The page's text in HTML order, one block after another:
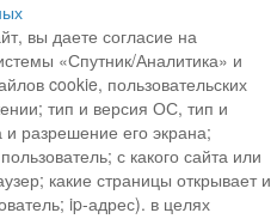
вы даете согласие на
«Спутник/Аналитика» и
cookie, пользовательских
тип и версия ОС, тип и
и разрешение его экрана;
с какого сайта или
какие страницы открывает и
ip-адрес). в целях